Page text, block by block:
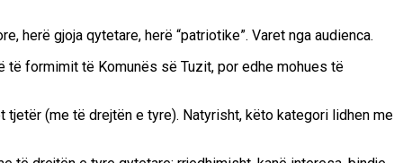
gjoja qytetare, herë “patriotike”. Varet nga audienca.
formimit të Komunës së Tuzit, por edhe mohues të
(me të drejtën e tyre). Natyrisht, këto kategori lidhen me